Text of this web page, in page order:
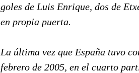
goles de Luis Enrique, dos de
en propia puerta.
La última vez que España tuvo
febrero de 2005, en el cuarto